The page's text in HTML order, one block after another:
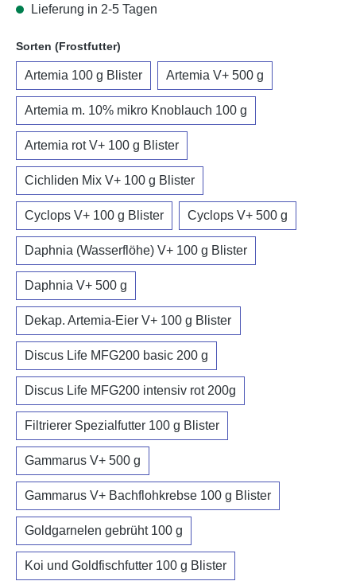
Lieferung in 2-5 Tagen
Sorten (Frostfutter)
Artemia 100 g Blister Artemia V+ 500 g
Artemia m. 10% mikro Knoblauch 100 g
Artemia rot V+ 100 g Blister
Cichliden Mix V+ 100 g Blister
Cyclops V+ 100 g Blister Cyclops V+ 500 g
Daphnia (Wasserflöhe) V+ 100 g Blister
Daphnia V+ 500 g
Dekap. Artemia-Eier V+ 100 g Blister
Discus Life MFG200 basic 200 g
Discus Life MFG200 intensiv rot 200g
Filtrierer Spezialfutter 100 g Blister
Gammarus V+ 500 g
Gammarus V+ Bachflohkrebse 100 g Blister
Goldgarnelen gebrüht 100 g
Koi und Goldfischfutter 100 g Blister